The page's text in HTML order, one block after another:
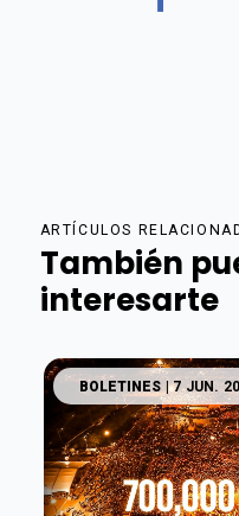
ARTÍCULOS
También
interesarte
BOLETINES | 7 JUN.